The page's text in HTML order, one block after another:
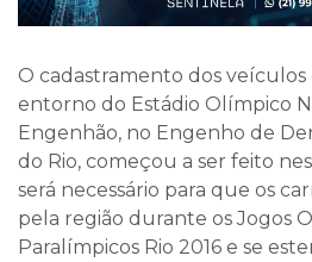
O cadastramento dos veículos
entorno do Estádio Olímpico
Engenhão, no Engenho de
do Rio, começou a ser feito
será necessário para que os
pela região durante os Jogos
Paralímpicos Rio 2016 e se